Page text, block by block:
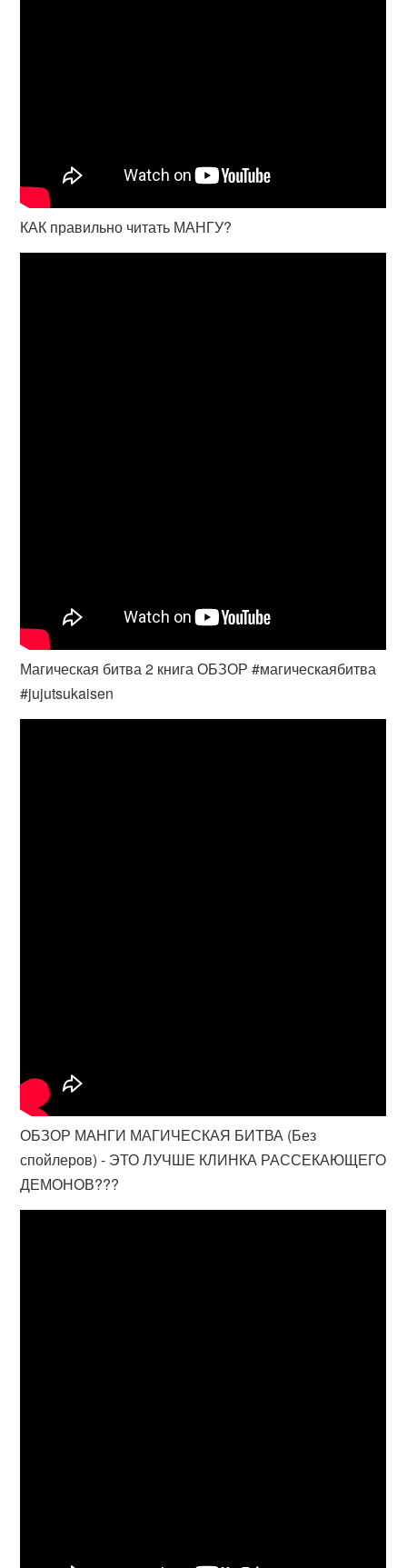
КАК правильно читать МАНГУ?
Магическая битва 2 книга ОБЗОР #магическаябитва
#jujutsukaisen
ОБЗОР МАНГИ МАГИЧЕСКАЯ БИТВА (Без
спойлеров) - ЭТО ЛУЧШЕ КЛИНКА РАССЕКАЮЩЕГО
ДЕМОНОВ???